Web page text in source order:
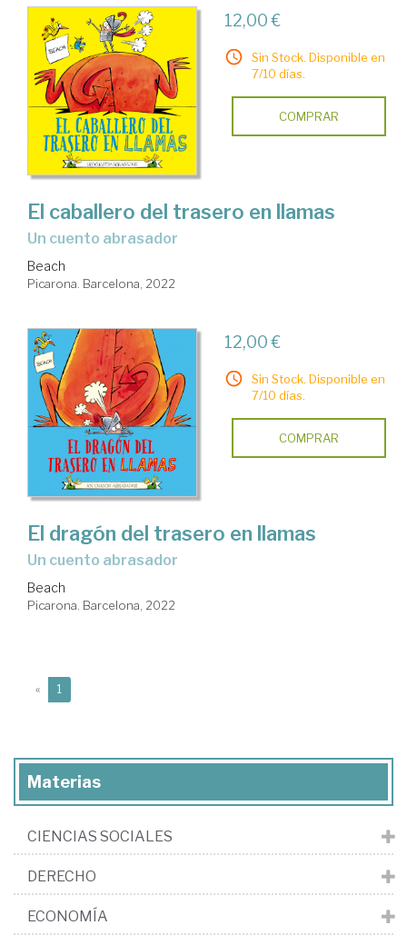
12,00 €
Sin Stock. Disponible en
7/10 días.
COMPRAR
El caballero del trasero en llamas
un cuento abrasador
Beach
Picarona. Barcelona, 2022
12,00 €
Sin Stock. Disponible en
7/10 días.
COMPRAR
El dragón del trasero en llamas
un cuento abrasador
Beach
Picarona. Barcelona, 2022
« 1
Materias
CIENCIAS SOCIALES
DERECHO
ECONOMÍA